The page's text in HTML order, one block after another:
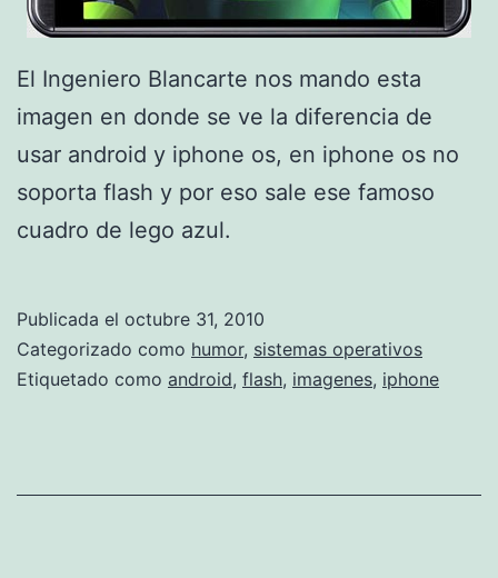
o
e
b
o
c
El Ingeniero Blancarte nos mando esta
imagen en donde se ve la diferencia de
usar android y iphone os, en iphone os no
soporta flash y por eso sale ese famoso
cuadro de lego azul.
Publicada el octubre 31, 2010
Categorizado como humor, sistemas operativos
Etiquetado como android, flash, imagenes, iphone